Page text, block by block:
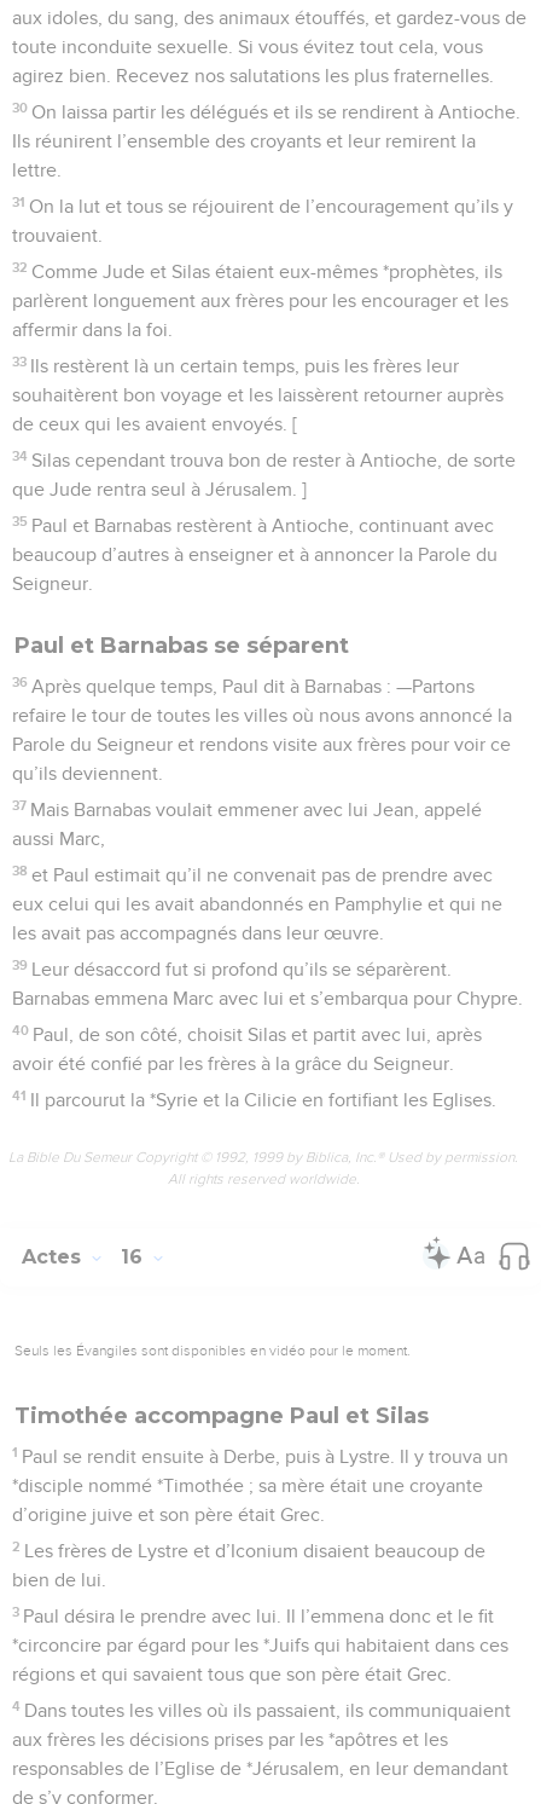
aux idoles, du sang, des animaux étouffés, et gardez-vous de
toute inconduite sexuelle. Si vous évitez tout cela, vous
agirez bien. Recevez nos salutations les plus fraternelles.
30 On laissa partir les délégués et ils se rendirent à Antioche.
Ils réunirent l’ensemble des croyants et leur remirent la
lettre.
31 On la lut et tous se réjouirent de l’encouragement qu’ils y
trouvaient.
32 Comme Jude et Silas étaient eux-mêmes *prophètes, ils
parlèrent longuement aux frères pour les encourager et les
affermir dans la foi.
33 Ils restèrent là un certain temps, puis les frères leur
souhaitèrent bon voyage et les laissèrent retourner auprès
de ceux qui les avaient envoyés. [
34 Silas cependant trouva bon de rester à Antioche, de sorte
que Jude rentra seul à Jérusalem. ]
35 Paul et Barnabas restèrent à Antioche, continuant avec
beaucoup d’autres à enseigner et à annoncer la Parole du
Seigneur.
Paul et Barnabas se séparent
36 Après quelque temps, Paul dit à Barnabas : —Partons
refaire le tour de toutes les villes où nous avons annoncé la
Parole du Seigneur et rendons visite aux frères pour voir ce
qu’ils deviennent.
37 Mais Barnabas voulait emmener avec lui Jean, appelé
aussi Marc,
38 et Paul estimait qu’il ne convenait pas de prendre avec
eux celui qui les avait abandonnés en Pamphylie et qui ne
les avait pas accompagnés dans leur œuvre.
39 Leur désaccord fut si profond qu’ils se séparèrent.
Barnabas emmena Marc avec lui et s’embarqua pour Chypre.
40 Paul, de son côté, choisit Silas et partit avec lui, après
avoir été confié par les frères à la grâce du Seigneur.
41 Il parcourut la *Syrie et la Cilicie en fortifiant les Eglises.
La Bible Du Semeur Copyright © 1992, 1999 by Biblica, Inc.® Used by permission.
All rights reserved worldwide.
Actes 16
Seuls les Évangiles sont disponibles en vidéo pour le moment.
Timothée accompagne Paul et Silas
1 Paul se rendit ensuite à Derbe, puis à Lystre. Il y trouva un
*disciple nommé *Timothée ; sa mère était une croyante
d’origine juive et son père était Grec.
2 Les frères de Lystre et d’Iconium disaient beaucoup de
bien de lui.
3 Paul désira le prendre avec lui. Il l’emmena donc et le fit
*circoncire par égard pour les *Juifs qui habitaient dans ces
régions et qui savaient tous que son père était Grec.
4 Dans toutes les villes où ils passaient, ils communiquaient
aux frères les décisions prises par les *apôtres et les
responsables de l’Eglise de *Jérusalem, en leur demandant
de s’y conformer.